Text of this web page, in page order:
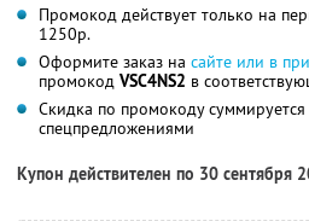
Промокод действует только на
1250р.
Оформите заказ на сайте или в
промокод VSC4NS2 в
Скидка по промокоду
спецпредложениями
Купон действителен по 30 сентября